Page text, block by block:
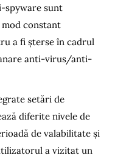
spyware sunt
constant
a fi șterse în cadrul
anti-virus/anti-
setări de
diferite nivele de
de valabilitate și
a vizitat un